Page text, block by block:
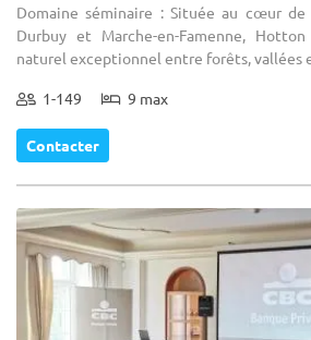
Domaine séminaire : Située au cœur
Durbuy et Marche-en-Famenne,
naturel exceptionnel entre forêts, vallées
1-149 9 max
Contacter